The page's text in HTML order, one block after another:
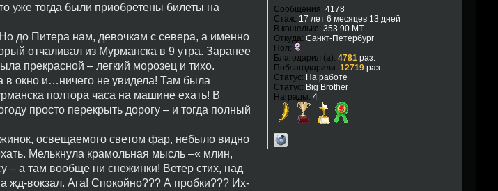
уже тогда были приобретены билеты на
до Питера нам, девочкам с севера, а именно
отчаливал из Мурманска в 9 утра. Заранее
прекрасной – легкий морозец и тихо.
в окно и…ничего не увидела! Там была
полтора часа на машине ехать! В
просто перекрыть дорогу – и тогда полный
освещаемого светом фар, небыло видно
Мелькнула крамольная мысль –« млин,
а там вообще ни снежинки! Ветер стих, над
жд-вокзал. Ага! Спокойно??? А пробки??? Их-
Сообщения: 4178
Стаж: 17 лет 6 месяцев 13 дней
В кошельке: 353.90 MT
Откуда: Санкт-Петербург
Пол:
Благодарил (а): 4781раз.
Поблагодарили: 12719раз.
Статус: На работе
Статус: Big Brother
Награды: 4